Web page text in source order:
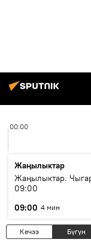
00:00
Жаңылыктар
Жаңылыктар.
09:00
09:00 4 мин
Кечээ Бүгүн